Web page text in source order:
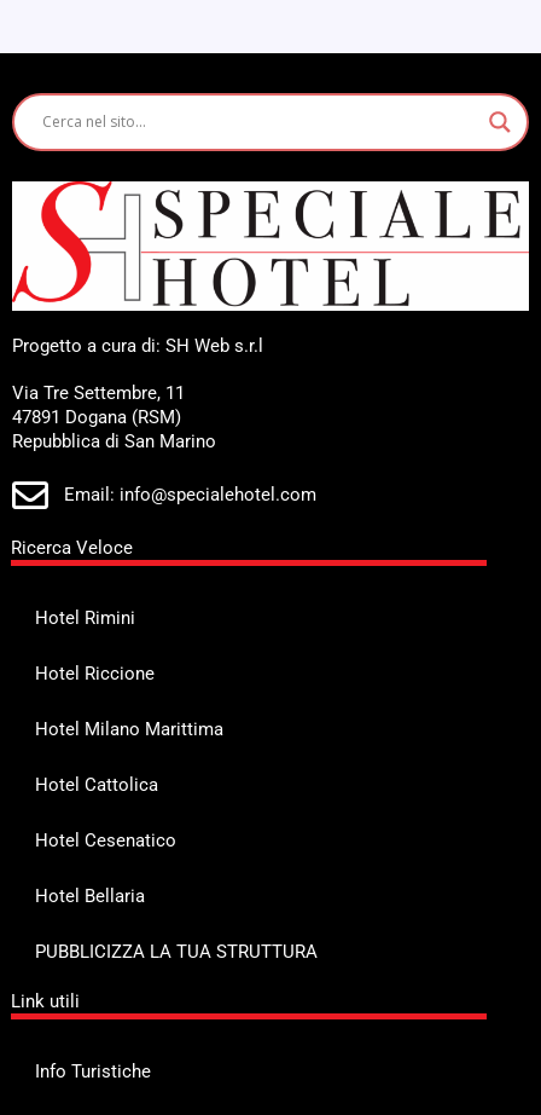
Progetto a cura di: SH Web s.r.l
Via Tre Settembre, 11
47891 Dogana (RSM)
Repubblica di San Marino
Email: info@specialehotel.com
Ricerca Veloce
Hotel Rimini
Hotel Riccione
Hotel Milano Marittima
Hotel Cattolica
Hotel Cesenatico
Hotel Bellaria
PUBBLICIZZA LA TUA STRUTTURA
Link utili
Info Turistiche